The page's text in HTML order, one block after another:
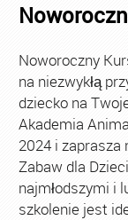
Noworoczny
na niezwykłą
dziecko na
Akademia
2024 i
Zabaw dla
najmłodszymi i
szkolenie jest